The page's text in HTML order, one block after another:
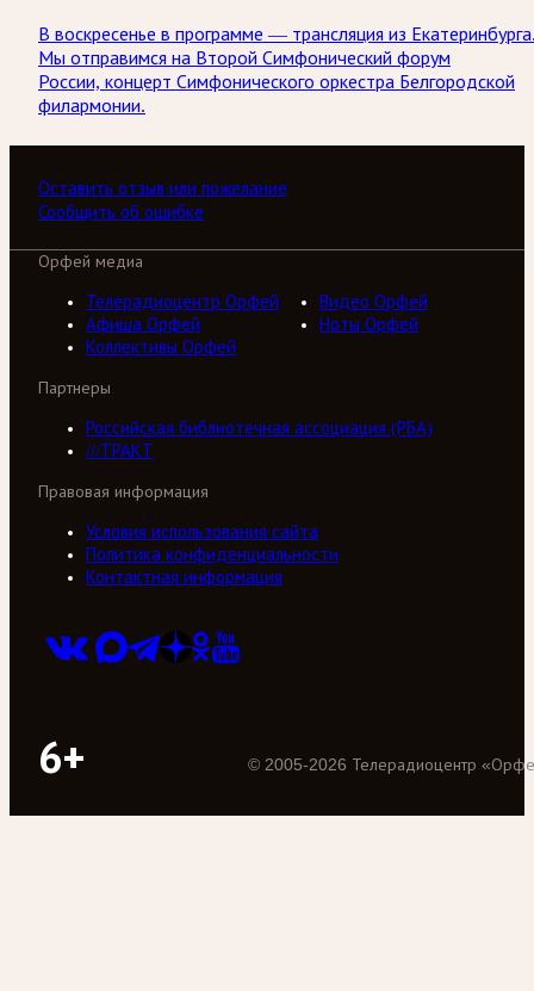
В воскресенье в программе — трансляция из
Мы отправимся на Второй Симфонический форум
России, концерт Симфонического оркестра Белгородской
филармонии.
Оставить отзыв или пожелание
Сообщить об ошибке
Орфей медиа
Телерадиоцентр Орфей
Видео Орфей
Афиша Орфей
Ноты Орфей
Коллективы Орфей
Партнеры
Российская библиотечная ассоциация (РБА)
///ТРАКТ
Правовая информация
Условия использования сайта
Политика конфиденциальности
Контактная информация
6+ © 2005-2026 Телерадиоцентр